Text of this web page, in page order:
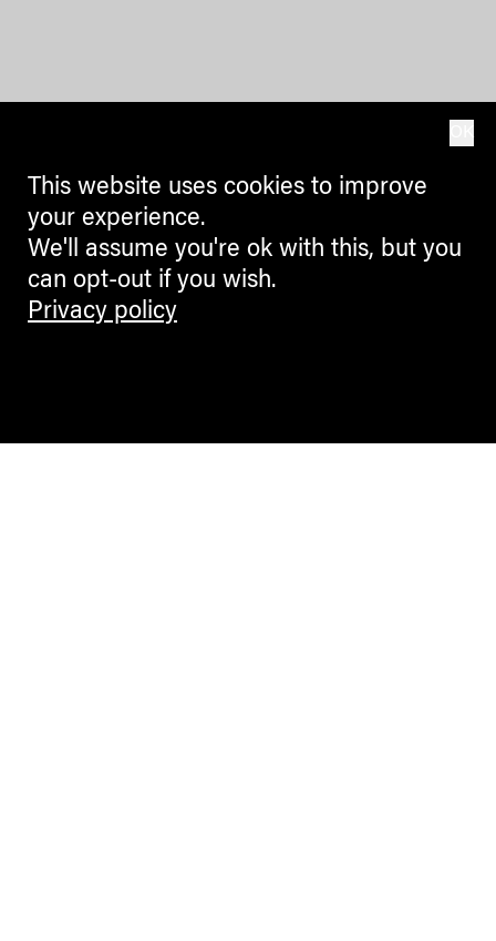
This website uses cookies to improve
your experience.
We'll assume you're ok with this, but you
can opt-out if you wish.
Privacy policy